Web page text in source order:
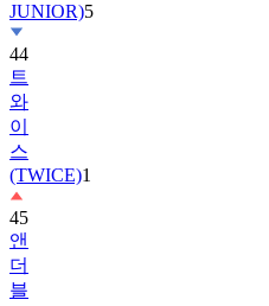
44
트
와
이
스
(TWICE)
45
앤
더
블
1